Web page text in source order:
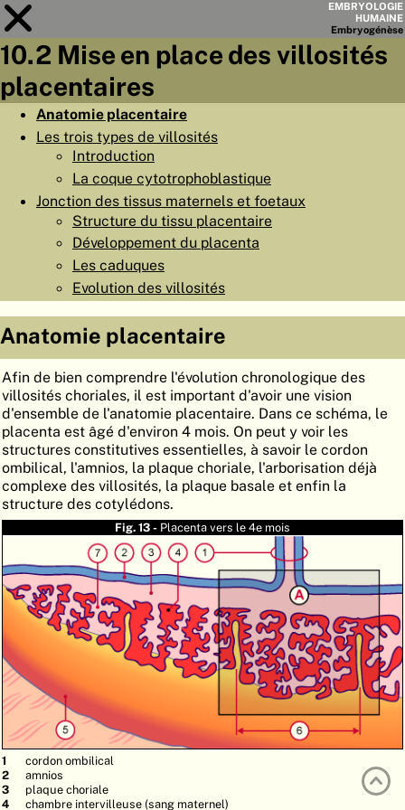
EMBRYOLOGIE
HUMAINE
Embryogénèse
LISTE DES CHAPITRES
◀PAGES
ACCUEIL
EMBRYOGÉNÈSE
ORGANOGÉNÈSE
ATLASEMBRYOLOGY
RECHERCHER
AIDE
DE
EN
10.2 Mise en place des villosités
placentaires
Anatomie placentaire
Les trois types de villosités
Introduction
La coque cytotrophoblastique
Jonction des tissus maternels et foetaux
Structure du tissu placentaire
Développement du placenta
Les caduques
Evolution des villosités
Anatomie placentaire
Afin de bien comprendre l'évolution chronologique des
villosités choriales, il est important d'avoir une vision
d'ensemble de l'anatomie placentaire. Dans ce schéma, le
placenta est âgé d'environ 4 mois. On peut y voir les
structures constitutives essentielles, à savoir le cordon
ombilical, l'amnios, la plaque choriale, l'arborisation déjà
complexe des villosités, la plaque basale et enfin la
structure des cotylédons.
Fig. 13 - Placenta vers le 4e mois
cordon ombilical
amnios
plaque choriale
chambre intervilleuse (sang maternel)